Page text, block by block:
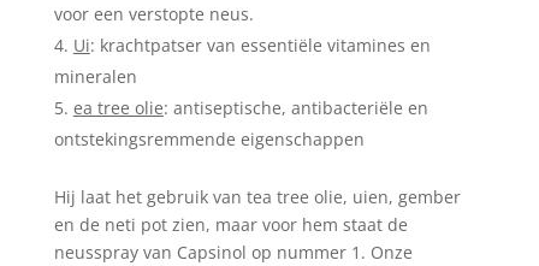
voor een verstopte neus.
Ui: krachtpatser van essentiële vitamines en
mineralen
ea tree olie: antiseptische, antibacteriële en
ontstekingsremmende eigenschappen
Hij laat het gebruik van tea tree olie, uien, gember
en de neti pot zien, maar voor hem staat de
neusspray van Capsinol op nummer 1. Onze